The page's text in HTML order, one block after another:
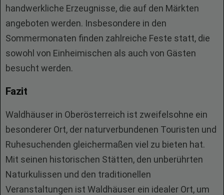
handwerkliche Erzeugnisse, die auf den Märkten
angeboten werden. Insbesondere in den
Sommermonaten finden zahlreiche Feste statt, die
sowohl von Einheimischen als auch von Gästen
besucht werden.
Fazit
Waldhäuser in Oberösterreich ist zweifelsohne ein
besonderer Ort, der naturverbundenen Touristen und
Ruhesuchenden gleichermaßen viel zu bieten hat.
Mit seinen historischen Stätten, den unberührten
Naturkulissen und den traditionellen
Veranstaltungen ist Waldhäuser ein idealer Ort, um